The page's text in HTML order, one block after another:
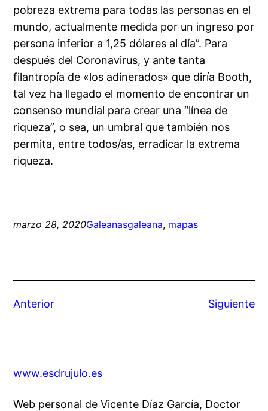
pobreza extrema para todas las personas en el
mundo, actualmente medida por un ingreso por
persona inferior a 1,25 dólares al día”. Para
después del Coronavirus, y ante tanta
filantropía de «los adinerados» que diría Booth,
tal vez ha llegado el momento de encontrar un
consenso mundial para crear una “línea de
riqueza”, o sea, un umbral que también nos
permita, entre todos/as, erradicar la extrema
riqueza.
marzo 28, 2020Galeanasgaleana, mapas
Anterior Siguiente
www.esdrujulo.es
Web personal de Vicente Díaz García, Doctor